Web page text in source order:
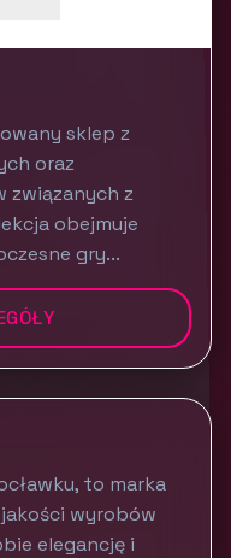
sklep z
oraz
związanych z
obejmuje
gry...
to marka
wyrobów
elegancję i